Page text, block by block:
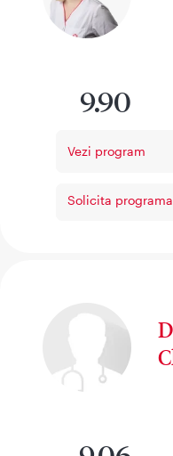
9.90
Vezi program
Solicita